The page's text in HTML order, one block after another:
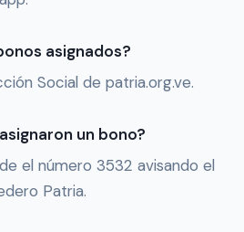
asignados?
Social de patria.org.ve.
un bono?
el número 3532 avisando el
Patria.